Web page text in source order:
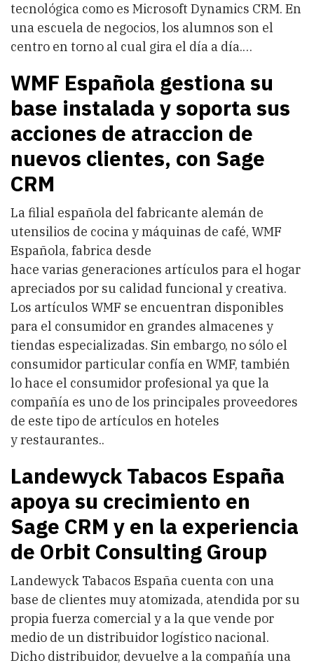
tecnológica como es Microsoft Dynamics CRM. En
una escuela de negocios, los alumnos son el
centro en torno al cual gira el día a día.…
WMF Española gestiona su
base instalada y soporta sus
acciones de atraccion de
nuevos clientes, con Sage
CRM
La filial española del fabricante alemán de
utensilios de cocina y máquinas de café, WMF
Española, fabrica desde
hace varias generaciones artículos para el hogar
apreciados por su calidad funcional y creativa.
Los artículos WMF se encuentran disponibles
para el consumidor en grandes almacenes y
tiendas especializadas. Sin embargo, no sólo el
consumidor particular confía en WMF, también
lo hace el consumidor profesional ya que la
compañía es uno de los principales proveedores
de este tipo de artículos en hoteles
y restaurantes..
Landewyck Tabacos España
apoya su crecimiento en
Sage CRM y en la experiencia
de Orbit Consulting Group
Landewyck Tabacos España cuenta con una
base de clientes muy atomizada, atendida por su
propia fuerza comercial y a la que vende por
medio de un distribuidor logístico nacional.
Dicho distribuidor, devuelve a la compañía una